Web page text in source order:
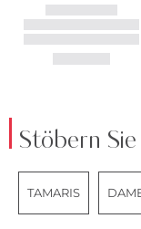
Stöbern
TAMARIS